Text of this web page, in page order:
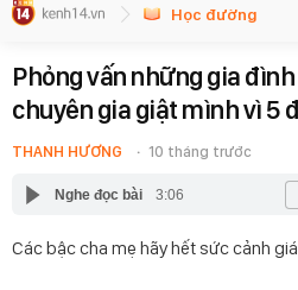
Học đường
Phỏng vấn những gia
chuyên gia giật mình vì 5
THANH HƯƠNG 10 tháng trước
Nghe đọc bài 3:06
Các bậc cha mẹ hãy hết sức cảnh